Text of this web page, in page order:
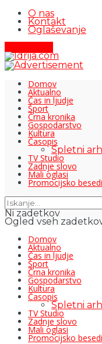
O nas
Kontakt
Oglaševanje
Domov
Aktualno
Čas in ljudje
Šport
Črna kronika
Gospodarstvo
Kultura
Časopis
Spletni
TV Studio
Zadnje slovo
Mali oglasi
Promocijsko
Ni zadetkov
Ogled vseh
Domov
Aktualno
Čas in ljudje
Šport
Črna kronika
Gospodarstvo
Kultura
Časopis
Spletni
TV Studio
Zadnje slovo
Mali oglasi
Promocijsko